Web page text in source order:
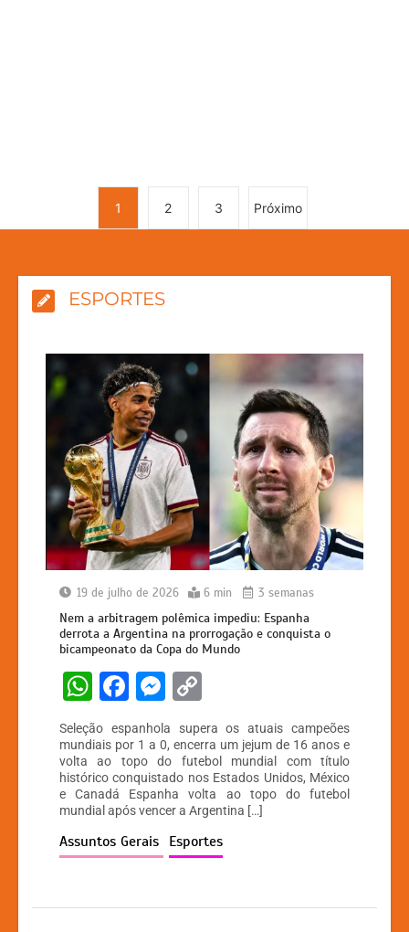
1 2 3 Próximo
ESPORTES
19 de julho de 2026 6 min 3 semanas
Nem a arbitragem polêmica impediu: Espanha
derrota a Argentina na prorrogação e conquista o
bicampeonato da Copa do Mundo
W
h
at
s
A
p
p
F
c
e
b
o
o
M
s
s
e
n
g
p
y
Li
n
k
Seleção espanhola supera os atuais campeões
mundiais por 1 a 0, encerra um jejum de 16 anos e
volta ao topo do futebol mundial com título
histórico conquistado nos Estados Unidos, México
e Canadá Espanha volta ao topo do futebol
mundial após vencer a Argentina […]
Assuntos Gerais Esportes